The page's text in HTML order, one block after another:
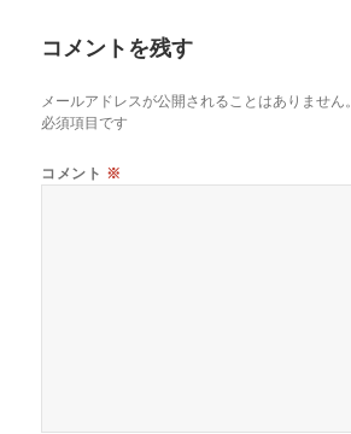
コメントを残す
メールアドレスが公開されることはありません。
必須項目です
コメント ※